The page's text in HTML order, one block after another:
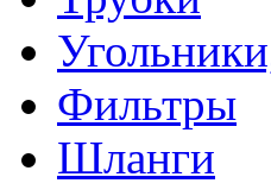
Фильтры
Шланги